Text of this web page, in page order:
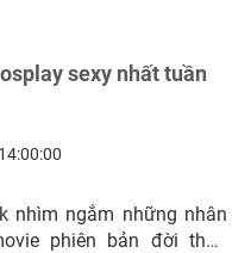
sexy nhất tuần
nhìm ngắm những nhân
phiên bản đời thực